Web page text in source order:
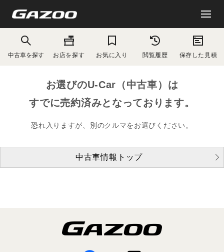
中古車を探す お店を探す お気に入り 閲覧履歴 保存した見積
お選びのU-Car（中古車）は
すでに売約済みとなっております。
恐れ入りますが、別のクルマをお選びください。
中古車情報トップ